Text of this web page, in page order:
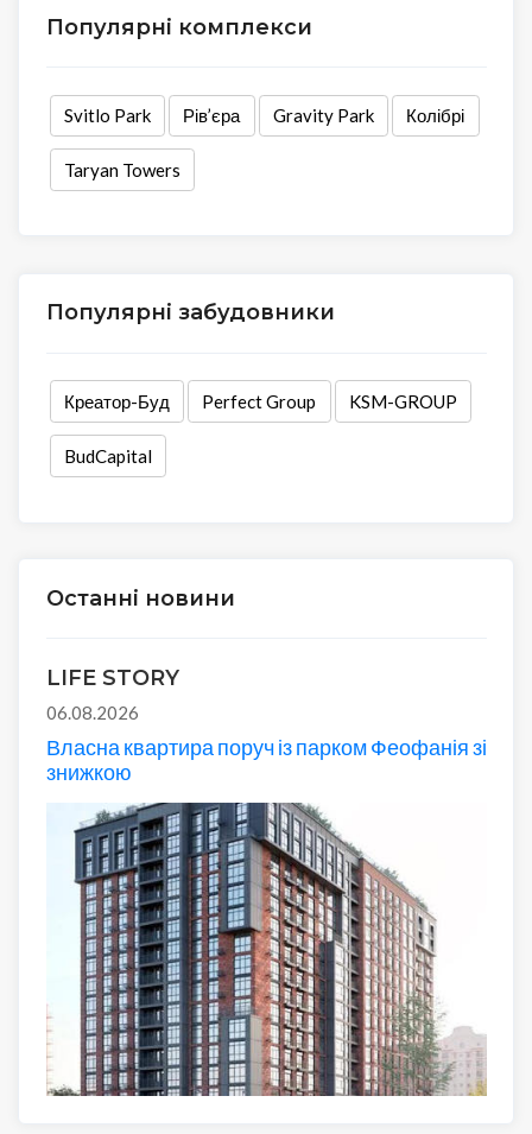
Популярні комплекси
Svitlo Park Рів’єра Gravity Park Колібрі
Taryan Towers
Популярні забудовники
Креатор-Буд Perfect Group KSM-GROUP
BudCapital
Останні новини
LIFE STORY
06.08.2026
Власна квартира поруч із парком Феофанія зі
знижкою